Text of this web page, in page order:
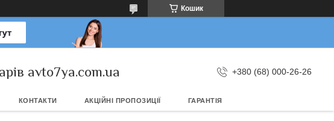
Кошик
avto7ya.com.ua +380 (68) 000-26-26
КОНТАКТИ АКЦІЙНІ ПРОПОЗИЦІЇ ГАРАНТІЯ